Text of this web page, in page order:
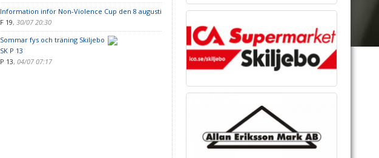
Information inför Non-Violence Cup den 8 augusti
F 19, 30/07 20:30
Sommar fys och träning Skiljebo
SK P 13
P 13, 04/07 07:17